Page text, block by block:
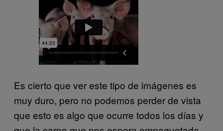
Es cierto que ver este tipo de imágenes es
muy duro, pero no podemos perder de vista
que esto es algo que ocurre todos los días y